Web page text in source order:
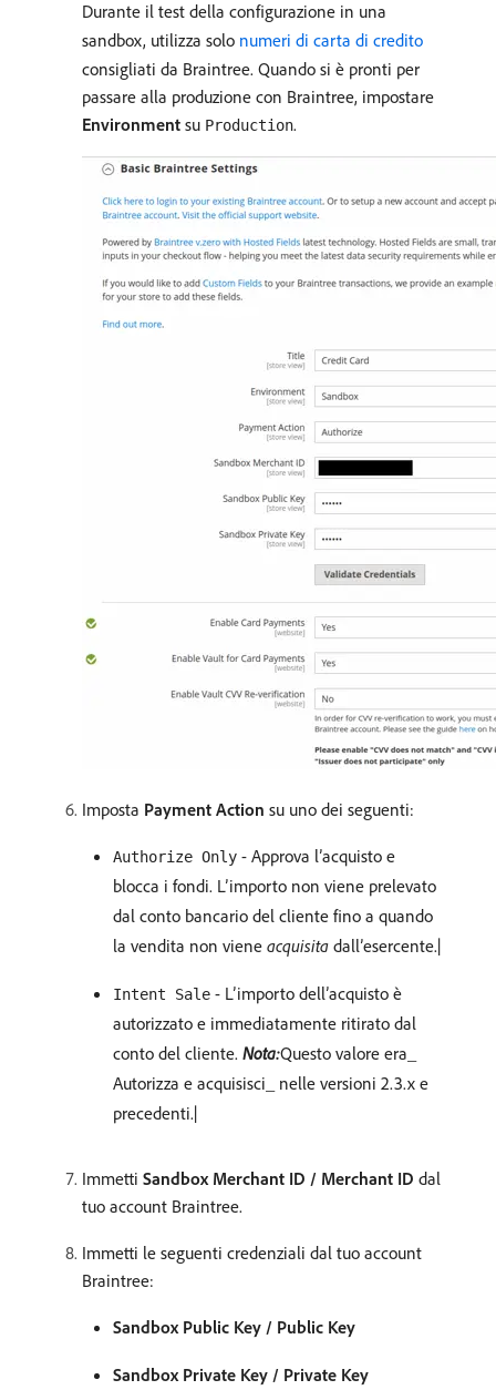
Durante il test della configurazione in una
sandbox, utilizza solo numeri di carta di credito
consigliati da Braintree. Quando si è pronti per
passare alla produzione con Braintree, impostare
Environment su Production.
Imposta Payment Action su uno dei seguenti:
Authorize Only - Approva l’acquisto e
blocca i fondi. L’importo non viene prelevato
dal conto bancario del cliente fino a quando
la vendita non viene acquisita dall’esercente.|
Intent Sale - L’importo dell’acquisto è
autorizzato e immediatamente ritirato dal
conto del cliente. Nota:​Questo valore era_
Autorizza e acquisisci_ nelle versioni 2.3.x e
precedenti.|
Immetti Sandbox Merchant ID / Merchant ID dal
tuo account Braintree.
Immetti le seguenti credenziali dal tuo account
Braintree:
Sandbox Public Key / Public Key
Sandbox Private Key / Private Key